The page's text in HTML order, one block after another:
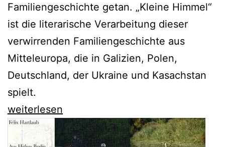
Familiengeschichte getan. „Kleine Himmel“
ist die literarische Verarbeitung dieser
verwirrenden Familiengeschichte aus
Mitteleuropa, die in Galizien, Polen,
Deutschland, der Ukraine und Kasachstan
spielt.
Brygida
Helbig
sucht
weiterlesen